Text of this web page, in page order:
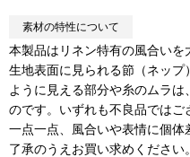
素材の特性について
本製品はリネン特有の風合いを
生地表面に見られる節（ネッ
ように見える部分や糸のムラ
のです。いずれも不良品ではご
一点一点、風合いや表情に個
了承のうえお買い求めください。